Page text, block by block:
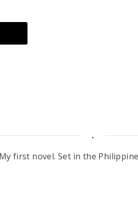
.
My first novel. Set in the